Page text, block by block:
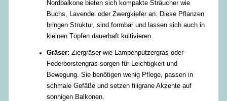
Nordbalkone bieten sich kompakte Sträucher wie
Buchs, Lavendel oder Zwergkiefer an. Diese Pflanzen
bringen Struktur, sind formbar und lassen sich auch in
kleinen Töpfen dauerhaft kultivieren.
Gräser: Ziergräser wie Lampenputzergras oder
Federborstengras sorgen für Leichtigkeit und
Bewegung. Sie benötigen wenig Pflege, passen in
schmale Gefäße und setzen filigrane Akzente auf
sonnigen Balkonen.